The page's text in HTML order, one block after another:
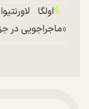
اولگا
«ماجراجویی در